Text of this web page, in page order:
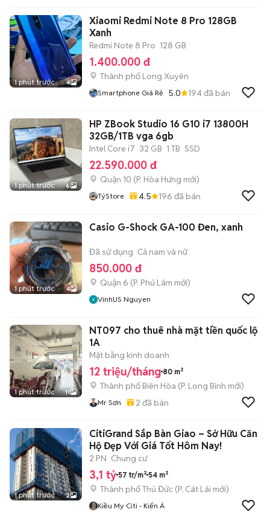
1 phút trước 4
Xiaomi Redmi Note 8 Pro 128GB
Xanh
Redmi Note 8 Pro 128 GB
1.400.000 đ
Thành phố Long Xuyên
Smartphone Giá Rẻ 5.0 194đã bán
1 phút trước 6
HP ZBook Studio 16 G10 i7 13800H
32GB/1TB vga 6gb
Intel Core i7 32 GB 1 TB SSD
22.590.000 đ
Quận 10 (P. Hòa Hưng mới)
TýStore 4.5 196 đã bán
1 phút trước 4
Casio G-Shock GA-100 Đen, xanh
Đã sử dụng Cả nam và nữ
850.000 đ
Quận 6 (P. Phú Lâm mới)
VinhUS Nguyen
1 phút trước 11
NT097 cho thuê nhà mặt tiền quốc lộ
1A
Mặt bằng kinh doanh
12 triệu/tháng 80 m²
Thành phố Biên Hòa (P. Long Bình mới)
Mr Sơn 2 đã bán
1 phút trước 2
CitiGrand Sắp Bàn Giao – Sở Hữu Căn
Hộ Đẹp Với Giá Tốt Hôm Nay!
2 PN Chung cư
3,1 tỷ 57 tr/m² 54 m²
Thành phố Thủ Đức (P. Cát Lái mới)
Kiều My Citi - Kiến Á